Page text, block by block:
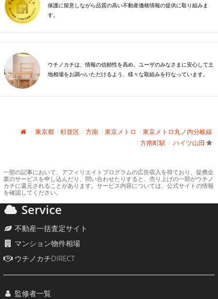
保護に留意しながら品質の高い不動産価格情報の提供に取り組みま
す。
ウチノカチは、情報の信頼性を高め、ユーザのみなさまに安心して土
地相場をお調べいただけるよう、様々な取組みを行なっています。
東京都 杉並区 方南 東京メトロ
東京メトロ丸ノ内分岐線
方南町駅
ハイツ山田
一部の記事において、アフィリエイトプログラムの広告収入を得ており、提携企
業のサービスを申し込んだり、問い合わせたりすると、売り上げの一部がウチノ
カチに還元されることがあります。サービス内容については、公式サイトの情報
を確認してください。
Service
不動産一括査定サイト
マンション物件相場
ウチノカチDIRECT
監修者一覧